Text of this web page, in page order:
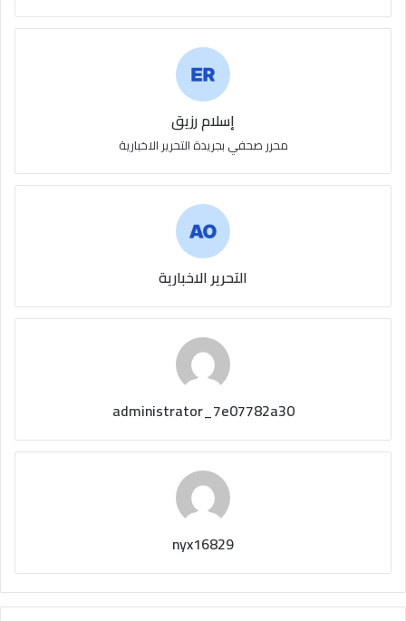
إسلام رزيق
محرر صحفي بجريدة التحرير الاخبارية
التحرير الاخبارية
administrator_7e07782a30
nyx16829